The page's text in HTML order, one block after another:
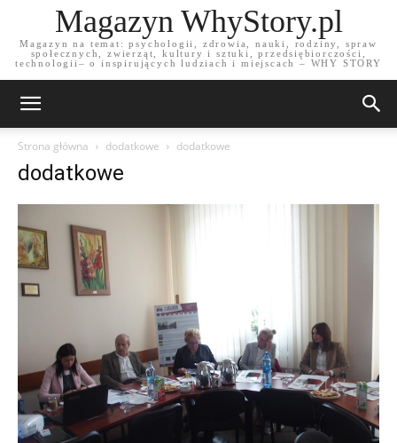
Magazyn WhyStory.pl
Magazyn na temat: psychologii, zdrowia, nauki, rodziny, spraw
społecznych, zwierząt, kultury i sztuki, przedsiębiorczości,
technologii– o inspirujących ludziach i miejscach – WHY STORY
Strona główna dodatkowe dodatkowe
dodatkowe